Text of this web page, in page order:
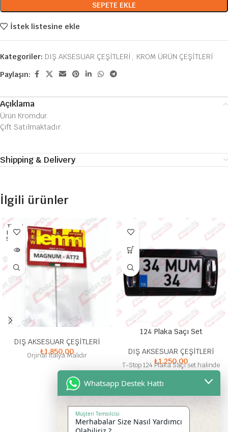
SEPETE EKLE
İstek listesine ekle
Kategoriler: DIŞ AKSESUAR ÇEŞİTLERİ , KROM ÜRÜN ÇEŞİTLERİ
Paylaşın:
Açıklama
Ürün Kromdur.
Çift Satılmaktadır.
Shipping & Delivery
İlgili ürünler
TÜKEN
DI HEP
SI SATI
DIŞ AKSESUAR ÇEŞİTLERİ
₺1.850,00
Orjinal İtalya Malıdır
124 Plaka Saçı Set
DIŞ AKSESUAR ÇEŞİTLERİ
₺1.250,00
T-Stop 124 Plaka Saçı set halinde
Whatsapp Destek Hattı
Müşteri Temsilcisi
Merhabalar Size Nasıl Yardımcı